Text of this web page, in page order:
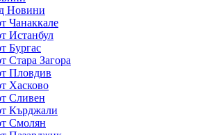
Новини
Чанаккале
Истанбул
Бургас
Стара Загора
Пловдив
Хасково
Сливен
Кърджали
Смолян